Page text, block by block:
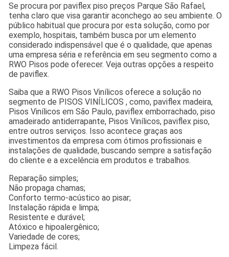
Se procura por paviflex piso preços Parque São Rafael,
tenha claro que visa garantir aconchego ao seu ambiente. O
público habitual que procura por esta solução, como por
exemplo, hospitais, também busca por um elemento
considerado indispensável que é o qualidade, que apenas
uma empresa séria e referência em seu segmento como a
RWO Pisos pode oferecer. Veja outras opções a respeito
de paviflex.
Saiba que a RWO Pisos Vinílicos oferece a solução no
segmento de PISOS VINÍLICOS , como, paviflex madeira,
Pisos Vinílicos em São Paulo, paviflex emborrachado, piso
amadeirado antiderrapante, Pisos Vinílicos, paviflex piso,
entre outros serviços. Isso acontece graças aos
investimentos da empresa com ótimos profissionais e
instalações de qualidade, buscando sempre a satisfação
do cliente e a excelência em produtos e trabalhos.
Reparação simples;
Não propaga chamas;
Conforto termo-acústico ao pisar;
Instalação rápida e limpa;
Resistente e durável;
Atóxico e hipoalergênico;
Variedade de cores;
Limpeza fácil.